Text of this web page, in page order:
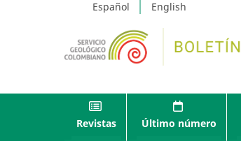
Español English
Revistas Último número